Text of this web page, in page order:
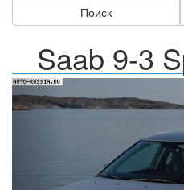
Поиск
Saab 9-3
Назад